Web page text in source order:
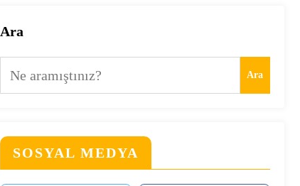
Ara
Ara
SOSYAL MEDYA